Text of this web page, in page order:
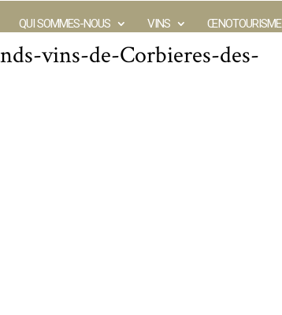
QUI SOMMES-NOUS VINS ŒNOTOURISME
vins-de-Corbieres-des-